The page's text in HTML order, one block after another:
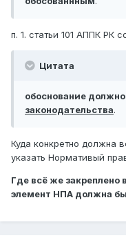
п. 1. статьи 101 АППК РК
Цитата
обоснование
законодательства.
Куда конкретно должна
указать Нормативый
Где всё же закреплено
элемент НПА должна